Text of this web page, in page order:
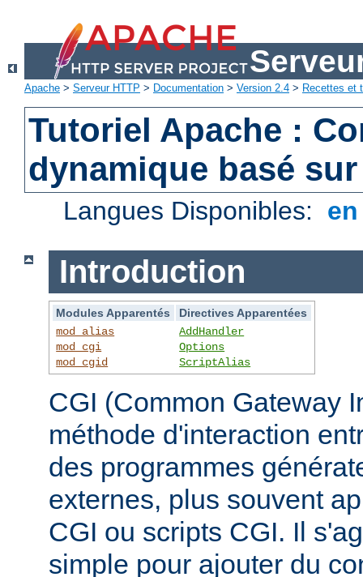
Apache > Serveur HTTP > Documentation > Version 2.4 > Recettes et
Tutoriel Apache :
dynamique basé sur
Langues Disponibles:
Introduction
Modules Apparentés
Directives Apparentées
mod_alias
mod_cgi
mod_cgid
AddHandler
Options
ScriptAlias
CGI (Common Gateway
méthode d'interaction
des programmes
externes, plus souvent
CGI ou scripts CGI. Il
simple pour ajouter du